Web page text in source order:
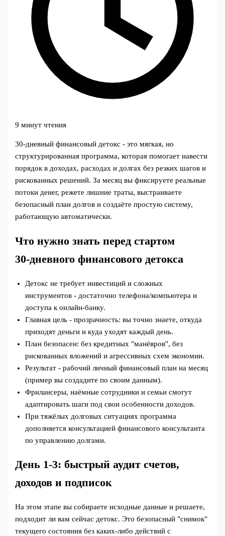
9 минут чтения
30‑дневный финансовый детокс - это мягкая, но
структурированная программа, которая помогает навести
порядок в доходах, расходах и долгах без резких шагов и
рискованных решений. За месяц вы фиксируете реальные
потоки денег, режете лишние траты, выстраиваете
безопасный план долгов и создаёте простую систему,
работающую автоматически.
Что нужно знать перед стартом
30‑дневного финансового детокса
Детокс не требует инвестиций и сложных
инструментов - достаточно телефона/компьютера и
доступа к онлайн‑банку.
Главная цель - прозрачность: вы точно знаете, откуда
приходят деньги и куда уходят каждый день.
План безопасен: без кредитных "манёвров", без
рискованных вложений и агрессивных схем экономии.
Результат - рабочий личный финансовый план на месяц
(пример вы создадите по своим данным).
Фрилансеры, наёмные сотрудники и семьи смогут
адаптировать шаги под свои особенности доходов.
При тяжёлых долговых ситуациях программа
дополняется консультацией финансового консультанта
по управлению долгами.
День 1-3: быстрый аудит счетов,
доходов и подписок
На этом этапе вы собираете исходные данные и решаете,
подходит ли вам сейчас детокс. Это безопасный "снимок"
текущего состояния без каких‑либо действий с